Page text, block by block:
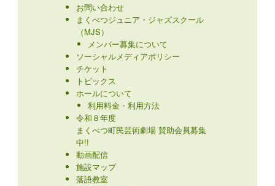
お問い合わせ
まくべつジュニア・ジャズスクール
（MJS）
メンバー募集について
ソーシャルメディアポリシー
チケット
トピックス
ホールについて
利用料金・利用方法
令和８年度
まくべつ町民芸術劇場 賛助会員募集
中!!
動画配信
施設マップ
落語教室